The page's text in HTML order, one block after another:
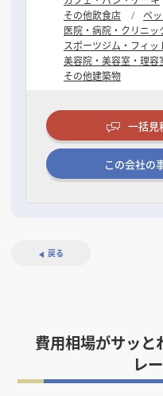
その他飲食店
ペ
医院・病院・クリニッ
スポーツジム・フィッ
美容院・美容室・理容
その他建築物
一括見
この会社の
戻る
費用相場がサッと
レ